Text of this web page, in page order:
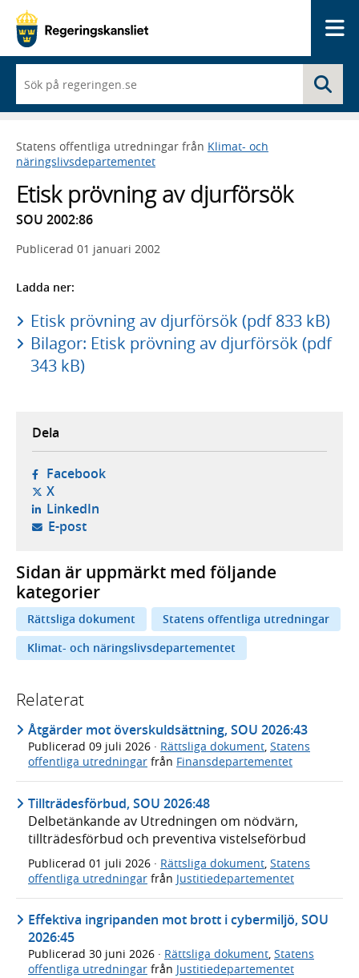
du
börjar
skriva
framträder
en
med
sökförslag
Statens offentliga utredningar från Klimat- och
näringslivsdepartementet
Etisk prövning av djurförsök
SOU 2002:86
Publicerad 01 januari 2002
Ladda ner:
Etisk prövning av djurförsök (pdf 833 kB)
Bilagor: Etisk prövning av djurförsök (pdf
343 kB)
Dela
Facebook- öppnas i ny flik, extern webbplats,
X- öppnas i ny flik, extern webbplats,
LinkedIn- öppnas i ny flik, extern webbplats,
E-post- öppnar din e-postklient,
Sidan är uppmärkt med följande
kategorier
Rättsliga dokument
Statens offentliga utredningar
Klimat- och näringslivsdepartementet
Relaterat
Åtgärder mot överskuldsättning, SOU 2026:43
Publicerad 09 juli 2026 · Rättsliga dokument, Statens
offentliga utredningar från Finansdepartementet
Tillträdesförbud, SOU 2026:48
Delbetänkande av Utredningen om nödvärn,
tillträdesförbud och preventiva vistelseförbud
Publicerad 01 juli 2026 · Rättsliga dokument Statens
offentliga utredningar från Justitiedepartementet
Effektiva ingripanden mot brott i cybermiljö, SOU
2026:45
Publicerad 30 juni 2026 · Rättsliga dokument, Statens
offentliga utredningar från Justitiedepartementet